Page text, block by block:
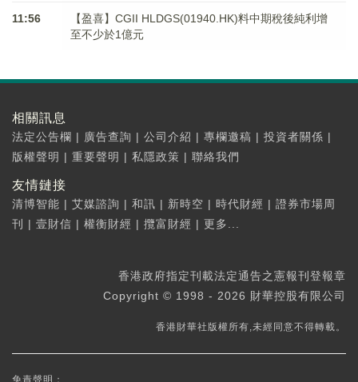
11:56
【盈喜】CGII HLDGS(01940.HK)料中期稅後純利增
至不少於1億元
相關訊息
法定公告欄 | 廣告查詢 | 公司介紹 | 專欄邀稿 | 投資者關係 |
版權聲明 | 重要聲明 | 私隱政策 | 聯絡我們
友情鏈接
清博智能 | 艾媒諮詢 | 和訊 | 新時空 | 時代財經 | 證券市場周
刊
| 壹財信 | 權衡財經 | 攬富財經 | 更多...
香港政府指定刊載法定通告之憲報刊登報章
Copyright © 1998 - 2026 財華控股有限公司
香港財華社版權所有,未經同意不得轉載。